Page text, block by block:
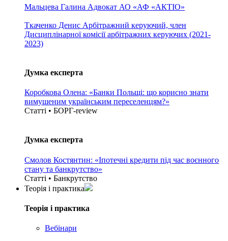
Мальцева Галина Адвокат АО «АФ «АКТІО»
Ткаченко Денис Арбітражний керуючий, член
Дисциплінарної комісії арбітражних керуючих (2021-
2023)
Думка експерта
Коробкова Олена: «Банки Польщі: що корисно знати
вимушеним українським переселенцям?»
Статті • БОРГ-review
Думка експерта
Смолов Костянтин: «Іпотечні кредити під час воєнного
стану та банкрутство»
Статті • Банкрутство
Теорія i практика
Теорія i практика
Вебінари